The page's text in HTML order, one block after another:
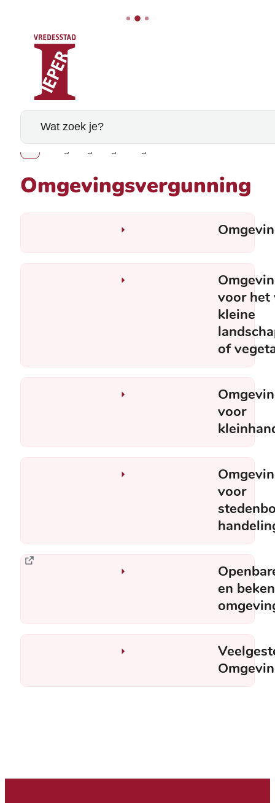
Naar inhoud
Stad Ieper
Wat zoek je?
Toon alle broodkruimel items
Omgevingsvergunning
Omgevingsvergunning
voor het
kleine
of
voor
voor
en